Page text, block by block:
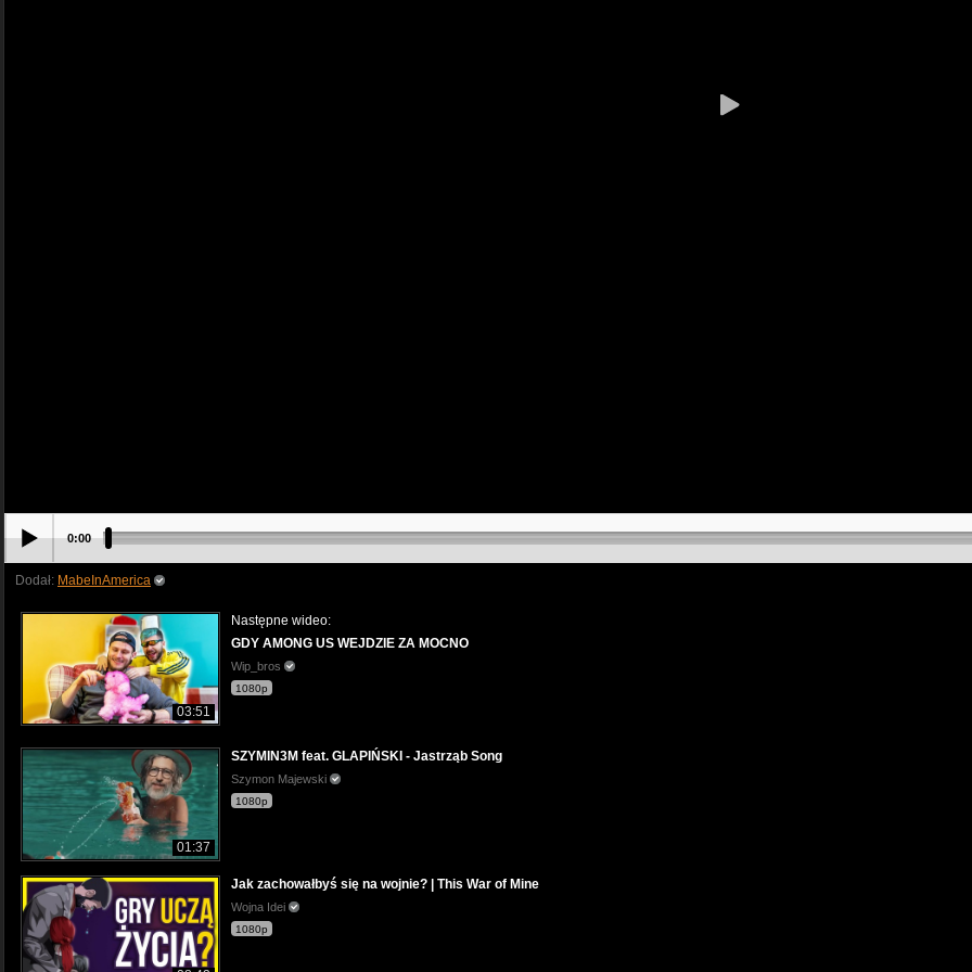
0:00
Dodał: MabeInAmerica
03:51
Następne wideo:
GDY AMONG US WEJDZIE ZA MOCNO
Wip_bros
1080p
01:37
SZYMIN3M feat. GLAPIŃSKI - Jastrząb Song
Szymon Majewski
1080p
Jak zachowałbyś się na wojnie? | This War of Mine
Wojna Idei
1080p